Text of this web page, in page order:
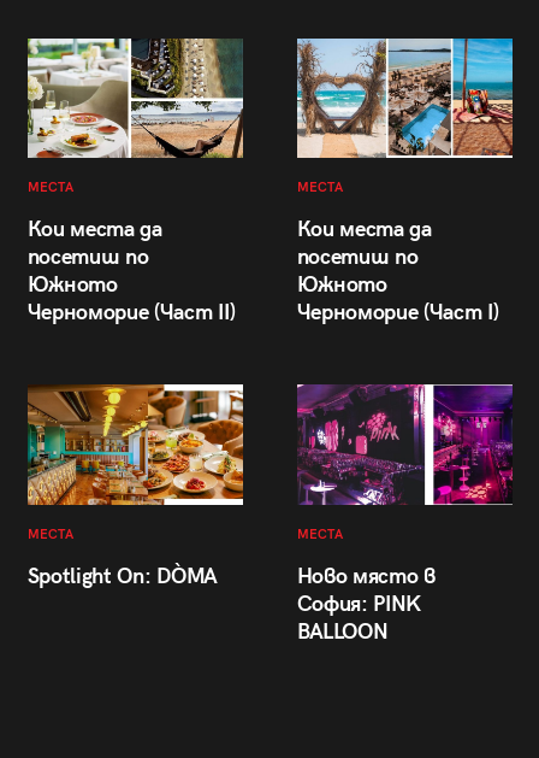
МЕСТА
Кои места да
посетиш по
Южното
Черноморие (Част II)
МЕСТА
Кои места да
посетиш по
Южното
Черноморие (Част I)
МЕСТА
Spotlight On: DÒMA
МЕСТА
Ново място в
София: PINK
BALLOON